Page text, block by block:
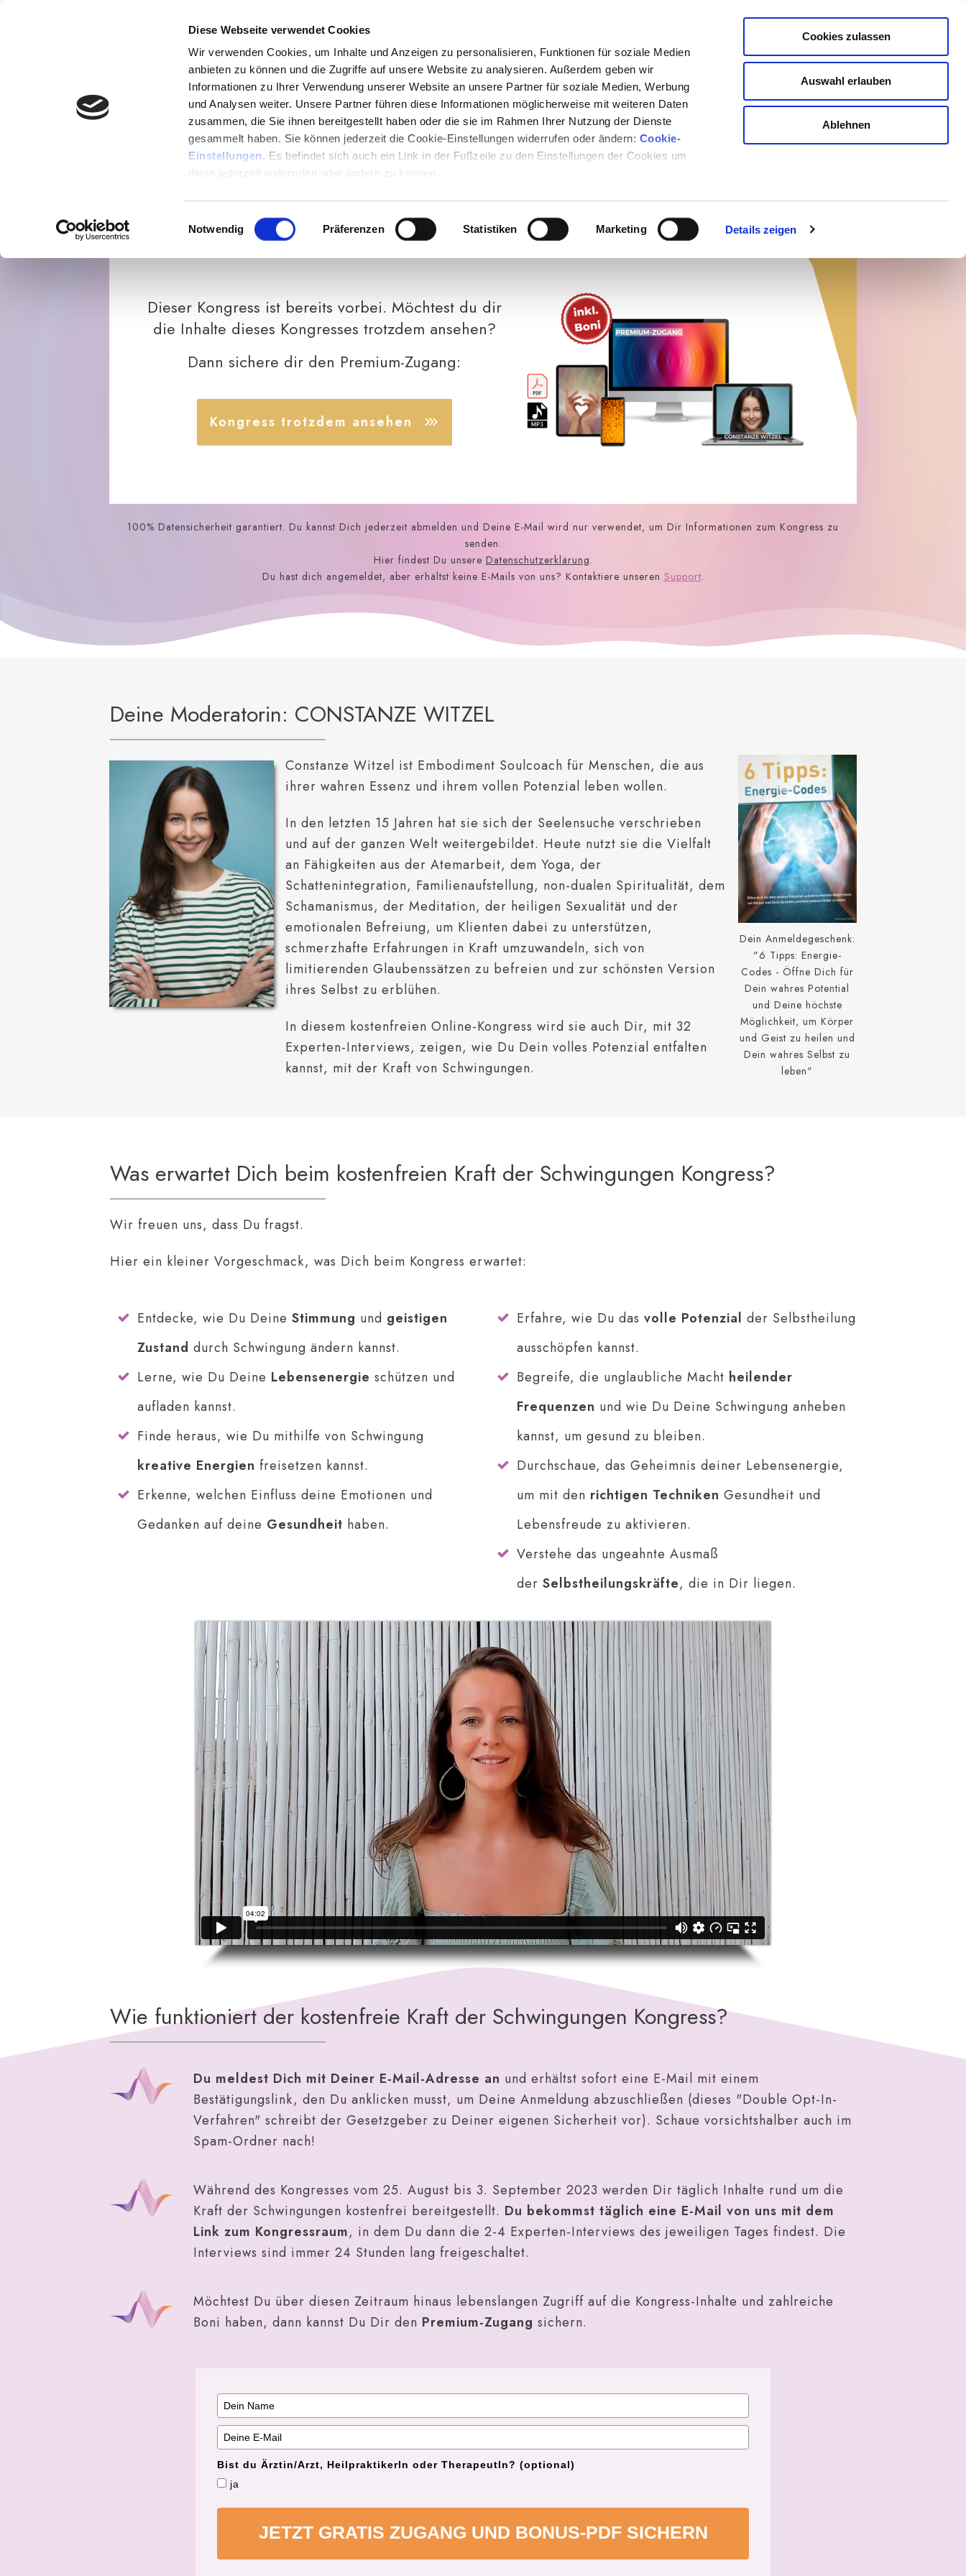
Diese Webseite verwendet Cookies
Wir verwenden Cookies, um Inhalte und Anzeigen zu personalisieren, Funktionen für soziale Medien
anbieten zu können und die Zugriffe auf unsere Website zu analysieren. Außerdem geben wir
Informationen zu Ihrer Verwendung unserer Website an unsere Partner für soziale Medien, Werbung
und Analysen weiter. Unsere Partner führen diese Informationen möglicherweise mit weiteren Daten
zusammen, die Sie ihnen bereitgestellt haben oder die sie im Rahmen Ihrer Nutzung der Dienste
gesammelt haben. Sie können jederzeit die Cookie-Einstellungen widerrufen oder ändern: Cookie-
Einstellungen. Es befindet sich auch ein Link in der Fußzeile zu den Einstellungen der Cookies um
diese jederzeit widerrufen oder ändern zu können.
Einwilligungsauswahl
Notwendig Präferenzen Statistiken Marketing Details zeigen
Cookies zulassen
Auswahl erlauben
Ablehnen
KOSTENLOS ANMELDEN Gratis online vom 25.08. bis 03.09.2023
ENTDECKE WEGE, UM DIE HEILENDE KRAFT DER
SCHWINGUNGEN ZU NUTZEN
Dieser Kongress ist bereits vorbei. Möchtest du dir
die Inhalte dieses Kongresses trotzdem ansehen?
Dann sichere dir den Premium-Zugang:
Kongress trotzdem ansehen
100% Datensicherheit garantiert. Du kannst Dich jederzeit abmelden und Deine E-Mail wird nur verwendet, um Dir Informationen zum Kongress zu
senden.
Hier findest Du unsere Datenschutzerklärung.
Du hast dich angemeldet, aber erhältst keine E-Mails von uns? Kontaktiere unseren Support.
Deine Moderatorin: CONSTANZE WITZEL
Constanze Witzel ist Embodiment Soulcoach für Menschen, die aus
ihrer wahren Essenz und ihrem vollen Potenzial leben wollen.
In den letzten 15 Jahren hat sie sich der Seelensuche verschrieben
und auf der ganzen Welt weitergebildet. Heute nutzt sie die Vielfalt
an Fähigkeiten aus der Atemarbeit, dem Yoga, der
Schattenintegration, Familienaufstellung, non-dualen Spiritualität, dem
Schamanismus, der Meditation, der heiligen Sexualität und der
emotionalen Befreiung, um Klienten dabei zu unterstützen,
schmerzhafte Erfahrungen in Kraft umzuwandeln, sich von
limitierenden Glaubenssätzen zu befreien und zur schönsten Version
ihres Selbst zu erblühen.
In diesem kostenfreien Online-Kongress wird sie auch Dir, mit 32
Experten-Interviews, zeigen, wie Du Dein volles Potenzial entfalten
kannst, mit der Kraft von Schwingungen.
Dein Anmeldegeschenk:
"6 Tipps: Energie-
Codes - Öffne Dich für
Dein wahres Potential
und Deine höchste
Möglichkeit, um Körper
und Geist zu heilen und
Dein wahres Selbst zu
leben"
Was erwartet Dich beim kostenfreien Kraft der Schwingungen Kongress?
Wir freuen uns, dass Du fragst.
Hier ein kleiner Vorgeschmack, was Dich beim Kongress erwartet:
Entdecke, wie Du Deine Stimmung und geistigen
Zustand durch Schwingung ändern kannst.
Lerne, wie Du Deine Lebensenergie schützen und
aufladen kannst.
Finde heraus, wie Du mithilfe von Schwingung
kreative Energien freisetzen kannst.
Erkenne, welchen Einfluss deine Emotionen und
Gedanken auf deine Gesundheit haben.
Erfahre, wie Du das volle Potenzial der Selbstheilung
ausschöpfen kannst.
Begreife, die unglaubliche Macht heilender
Frequenzen und wie Du Deine Schwingung anheben
kannst, um gesund zu bleiben.
Durchschaue, das Geheimnis deiner Lebensenergie,
um mit den richtigen Techniken Gesundheit und
Lebensfreude zu aktivieren.
Verstehe das ungeahnte Ausmaß
der Selbstheilungskräfte, die in Dir liegen.
Wie funktioniert der kostenfreie Kraft der Schwingungen Kongress?
Du meldest Dich mit Deiner E-Mail-Adresse an und erhältst sofort eine E-Mail mit einem
Bestätigungslink, den Du anklicken musst, um Deine Anmeldung abzuschließen (dieses "Double Opt-In-
Verfahren" schreibt der Gesetzgeber zu Deiner eigenen Sicherheit vor). Schaue vorsichtshalber auch im
Spam-Ordner nach!
Während des Kongresses vom 25. August bis 3. September 2023 werden Dir täglich Inhalte rund um die
Kraft der Schwingungen kostenfrei bereitgestellt. Du bekommst täglich eine E-Mail von uns mit dem
Link zum Kongressraum, in dem Du dann die 2-4 Experten-Interviews des jeweiligen Tages findest. Die
Interviews sind immer 24 Stunden lang freigeschaltet.
Möchtest Du über diesen Zeitraum hinaus lebenslangen Zugriff auf die Kongress-Inhalte und zahlreiche
Boni haben, dann kannst Du Dir den Premium-Zugang sichern.
Bist du Ärztin/Arzt, HeilpraktikerIn oder TherapeutIn? (optional)
ja
JETZT GRATIS ZUGANG UND BONUS-PDF SICHERN